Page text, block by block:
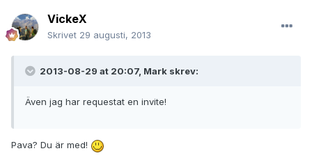
VickeX
Skrivet 29 augusti, 2013
2013-08-29 at 20:07, Mark skrev:
Även jag har requestat en invite!
Pava? Du är med!